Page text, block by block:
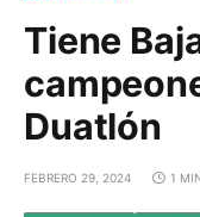
Tiene
Duatlón
FEBRERO 29, 2024 1